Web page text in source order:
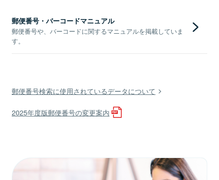
郵便番号・バーコードマニュアル
郵便番号や、バーコードに関するマニュアルを掲載していま
す。
郵便番号検索に使用されているデータについて
2025年度版郵便番号の変更案内